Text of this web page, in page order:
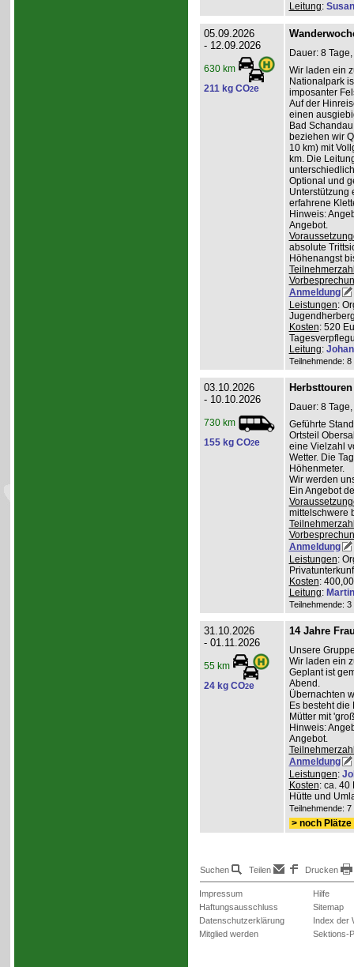
Leitung:
05.09.2026
- 12.09.2026
630 km
211 kg CO2e
Dauer: 8
Wir laden ein
Nationalpark
imposanter
Auf der
einen
Bad
beziehen wir
10 km) mit
km. Die
Optional und
Unterstützung
erfahrene
Hinweis:
Angebot.
absolute
Höhenangst
Anmeldung
Leistungen:
Kosten: 520
Leitung:
Teilnehmende:
03.10.2026
- 10.10.2026
730 km
155 kg CO2e
Dauer: 8
Geführte
Ortsteil
eine Vielzahl
Wetter. Die
Höhenmeter.
Wir werden
Ein Angebot
mittelschwere
Anmeldung
Leistungen:
Kosten:
Leitung:
Teilnehmende:
31.10.2026
- 01.11.2026
55 km
24 kg CO2e
14 Jahre
Unsere
Wir laden ein
Geplant ist
Abend.
Übernachten
Es besteht
Mütter mit
Hinweis:
Angebot.
Anmeldung
Leistungen:
Kosten: ca. 40
Hütte und
Teilnehmende:
> noch
Suchen Teilen Drucken
Impressum
Haftungsausschluss
Datenschutzerklärung
Mitglied werden
Hilfe
Sitemap
Index der
Sektions-